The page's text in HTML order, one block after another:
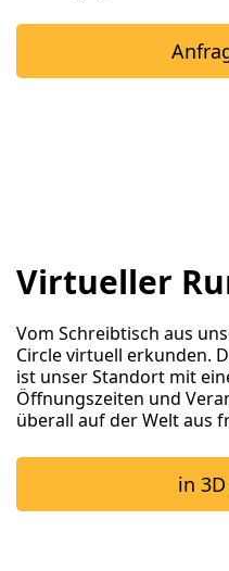
Virtueller
Vom Schreibtisch aus
Circle virtuell erkunden.
ist unser Standort mit
Öffnungszeiten und
überall auf der Welt aus
in